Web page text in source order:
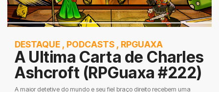
DESTAQUE , PODCASTS , RPGUAXA
A Ultima Carta de Charles
Ashcroft (RPGuaxa #222)
A maior detetive do mundo e seu fiel braço direito recebem uma